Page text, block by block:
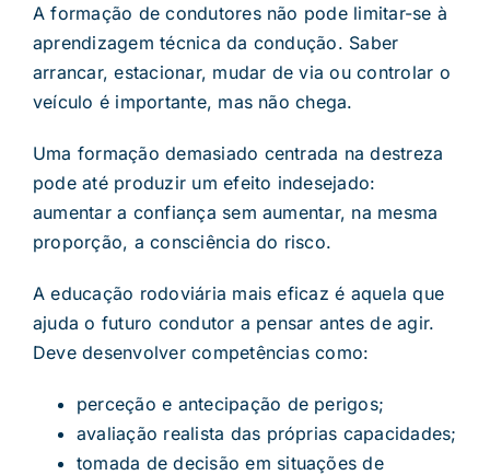
A formação de condutores não pode limitar-se à
aprendizagem técnica da condução. Saber
arrancar, estacionar, mudar de via ou controlar o
veículo é importante, mas não chega.
Uma formação demasiado centrada na destreza
pode até produzir um efeito indesejado:
aumentar a confiança sem aumentar, na mesma
proporção, a consciência do risco.
A educação rodoviária mais eficaz é aquela que
ajuda o futuro condutor a pensar antes de agir.
Deve desenvolver competências como:
perceção e antecipação de perigos;
avaliação realista das próprias capacidades;
tomada de decisão em situações de